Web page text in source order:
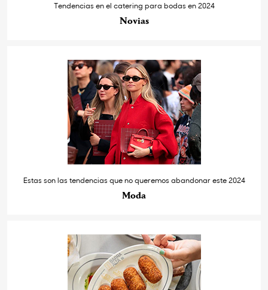
Tendencias en el catering para bodas en 2024
Novias
Estas son las tendencias que no queremos abandonar este 2024
Moda